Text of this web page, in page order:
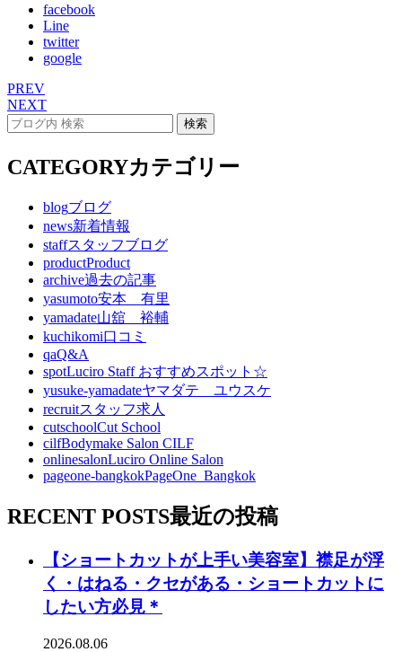
facebook
Line
twitter
google
PREV
NEXT
CATEGORYカテゴリー
blogブログ
news新着情報
staffスタッフブログ
productProduct
archive過去の記事
yasumoto安本 有里
yamadate山舘 裕輔
kuchikomi口コミ
qaQ&A
spotLuciro Staff おすすめスポット☆
yusuke-yamadateヤマダテ ユウスケ
recruitスタッフ求人
cutschoolCut School
cilfBodymake Salon CILF
onlinesalonLuciro Online Salon
pageone-bangkokPageOne_Bangkok
RECENT POSTS最近の投稿
【ショートカットが上手い美容室】襟足が浮
く・はねる・クセがある・ショートカットに
したい方必見＊
2026.08.06